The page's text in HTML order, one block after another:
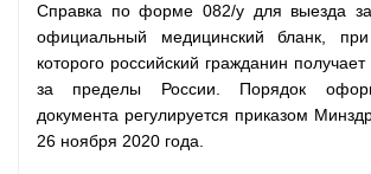
Справка по форме 082/у для выезда
официальный медицинский бланк,
которого российский гражданин
за пределы России. Порядок
документа регулируется приказом
26 ноября 2020 года.